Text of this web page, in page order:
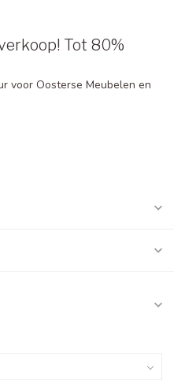
Tot 80%
voor Oosterse Meubelen en